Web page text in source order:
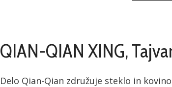
QIAN-QIAN XING,
Delo Qian-Qian združuje steklo in